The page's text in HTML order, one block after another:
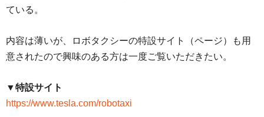
ている。
内容は薄いが、ロボタクシーの特設サイト（ページ）も用
意されたので興味のある方は一度ご覧いただきたい。
▼特設サイト
https://www.tesla.com/robotaxi